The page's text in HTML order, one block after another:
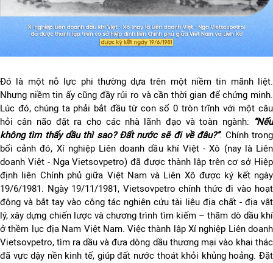
Đó là một nỗ lực phi thường dựa trên một niềm tin mãnh liệt.
Nhưng niềm tin ấy cũng đầy rủi ro và cần thời gian để chứng minh.
Lúc đó, chúng ta phải bắt đầu từ con số 0 tròn trĩnh với một câu
hỏi cân não đặt ra cho các nhà lãnh đạo và toàn ngành: “Nếu
không tìm thấy dầu thì sao? Đất nước sẽ đi về đâu?”. Chính trong
bối cảnh đó, Xí nghiệp Liên doanh dầu khí Việt - Xô (nay là Liên
doanh Việt - Nga Vietsovpetro) đã được thành lập trên cơ sở Hiệp
định liên Chính phủ giữa Việt Nam và Liên Xô được ký kết ngày
19/6/1981. Ngày 19/11/1981, Vietsovpetro chính thức đi vào hoạt
động và bắt tay vào công tác nghiên cứu tài liệu địa chất - địa vật
lý, xây dựng chiến lược và chương trình tìm kiếm – thăm dò dầu khí
ở thềm lục địa Nam Việt Nam. Việc thành lập Xí nghiệp Liên doanh
Vietsovpetro, tìm ra dầu và đưa dòng dầu thương mại vào khai thác
đã vực dậy nền kinh tế, giúp đất nước thoát khỏi khủng hoảng. Đặt